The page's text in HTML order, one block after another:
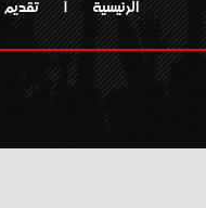
الرئيسية | تقديم